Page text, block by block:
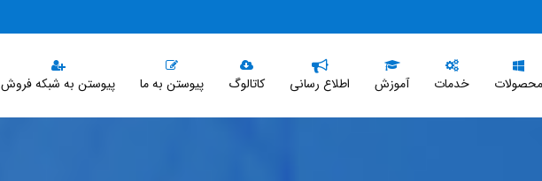
محصولات خدمات آموزش اطلاع رسانی کاتالوگ پیوستن به ما پیوستن به شبکه فروش